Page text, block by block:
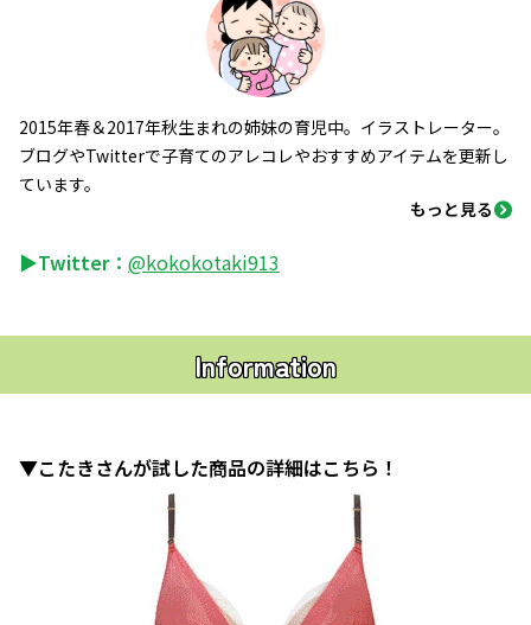
2015年春＆2017年秋生まれの姉妹の育児中。イラストレーター。
ブログやTwitterで子育てのアレコレやおすすめアイテムを更新し
ています。
もっと見る
▶Twitter： @kokokotaki913
Information
▼こたきさんが試した商品の詳細はこちら！